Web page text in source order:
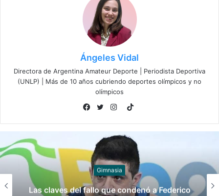
Ángeles Vidal
Directora de Argentina Amateur Deporte | Periodista Deportiva
(UNLP) | Más de 10 años cubriendo deportes olímpicos y no
olímpicos
e
b
o
o
t
e
r
s
a
g
r
T
T
o
k
Juegos
Late el Sur: la canción de los